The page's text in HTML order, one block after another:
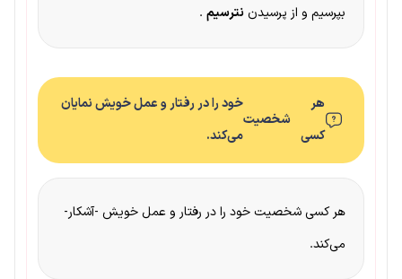
بپرسیم و از پرسیدن نترسیم .
هر
کسی
شخصیت
خود را در رفتار و عمل خویش نمایان
می‌کند.
هر کسی شخصیت خود را در رفتار و عمل خویش -آشکار-
می‌کند.